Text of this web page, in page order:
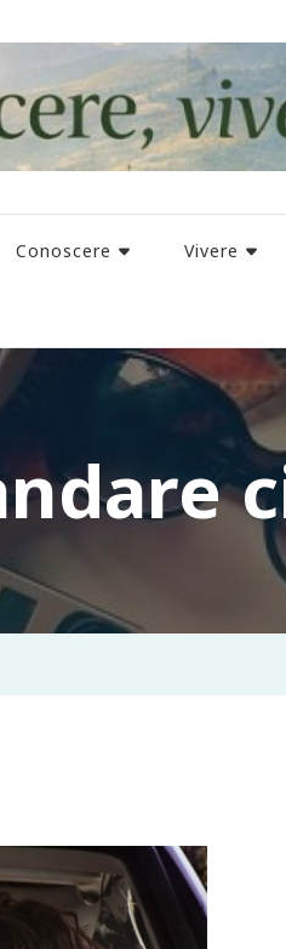
Conoscere Vivere